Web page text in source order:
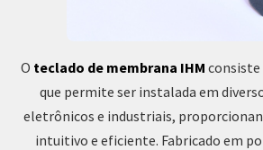
O teclado de membrana IHM
que permite ser instalada em
eletrônicos e industriais,
intuitivo e eficiente. Fabricado em